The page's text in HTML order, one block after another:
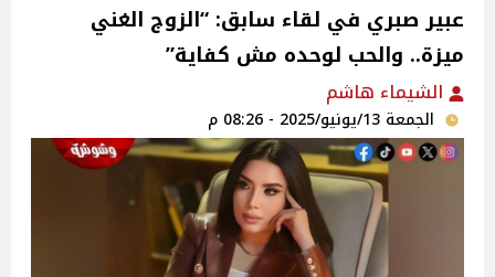
عبير صبري في لقاء سابق: “الزوج الغني
ميزة.. والحب لوحده مش كفاية”‎
الشيماء هاشم
الجمعة 13/يونيو/2025 - 08:26 م